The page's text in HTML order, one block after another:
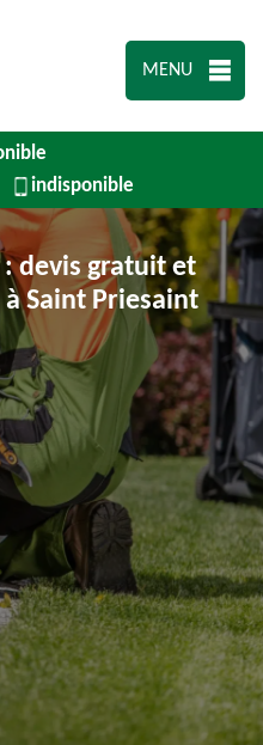
MENU
indisponible
devis gratuit et
Saint Priesaint